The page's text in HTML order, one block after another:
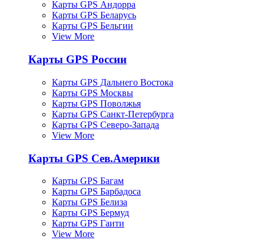
Карты GPS Андорра
Карты GPS Беларусь
Карты GPS Бельгии
View More
Карты GPS России
Карты GPS Дальнего Востока
Карты GPS Москвы
Карты GPS Поволжья
Карты GPS Санкт-Петербурга
Карты GPS Северо-Запада
View More
Карты GPS Сев.Америки
Карты GPS Багам
Карты GPS Барбадоса
Карты GPS Белиза
Карты GPS Бермуд
Карты GPS Гаити
View More